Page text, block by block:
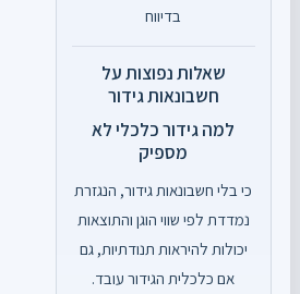
בדיווח
שאלות נפוצות על
חשבונאות גידור
למה גידור כלכלי לא
מספיק
כי בלי חשבונאות גידור, הנגזרת
נמדדת לפי שווי הוגן והתוצאות
יכולות להיראות תנודתיות, גם
אם כלכלית הגידור עובד.